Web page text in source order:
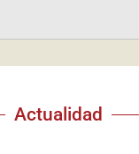
Actualidad